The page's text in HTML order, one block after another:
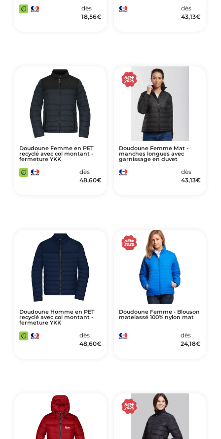
dès
18,56€
dès
43,13€
Doudoune Femme en PET
recyclé avec col montant -
fermeture YKK
dès
48,60€
Doudoune Femme Mat -
manches longues avec
garnissage en duvet
dès
43,13€
Doudoune Homme en PET
recyclé avec col montant -
fermeture YKK
dès
48,60€
Doudoune Femme - Blouson
matelassé 100% nylon mat
dès
24,18€